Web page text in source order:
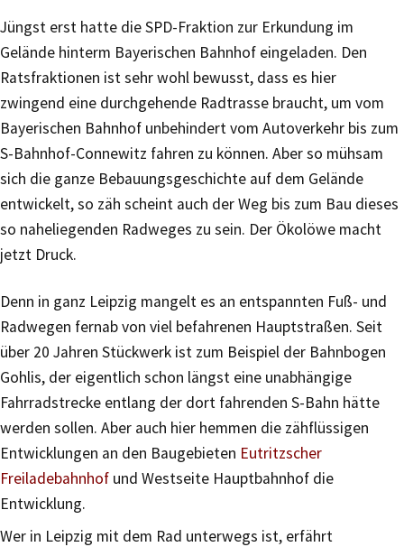
Jüngst erst hatte die SPD-Fraktion zur Erkundung im
Gelände hinterm Bayerischen Bahnhof eingeladen. Den
Ratsfraktionen ist sehr wohl bewusst, dass es hier
zwingend eine durchgehende Radtrasse braucht, um vom
Bayerischen Bahnhof unbehindert vom Autoverkehr bis zum
S-Bahnhof-Connewitz fahren zu können. Aber so mühsam
sich die ganze Bebauungsgeschichte auf dem Gelände
entwickelt, so zäh scheint auch der Weg bis zum Bau dieses
so naheliegenden Radweges zu sein. Der Ökolöwe macht
jetzt Druck.
Denn in ganz Leipzig mangelt es an entspannten Fuß- und
Radwegen fernab von viel befahrenen Hauptstraßen. Seit
über 20 Jahren Stückwerk ist zum Beispiel der Bahnbogen
Gohlis, der eigentlich schon längst eine unabhängige
Fahrradstrecke entlang der dort fahrenden S-Bahn hätte
werden sollen. Aber auch hier hemmen die zähflüssigen
Entwicklungen an den Baugebieten Eutritzscher
Freiladebahnhof und Westseite Hauptbahnhof die
Entwicklung.
Wer in Leipzig mit dem Rad unterwegs ist, erfährt